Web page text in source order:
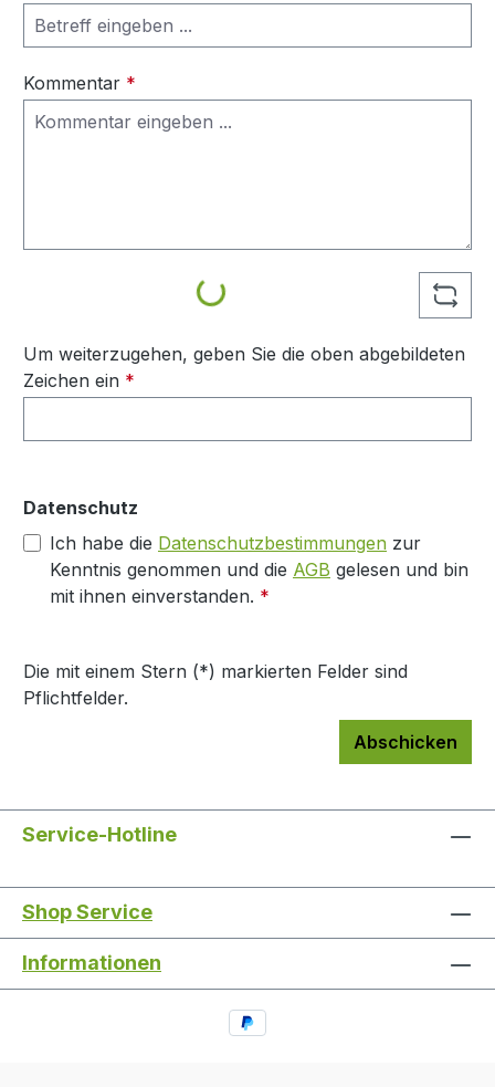
Kommentar *
Loading...
Um weiterzugehen, geben Sie die oben abgebildeten
Zeichen ein *
Datenschutz
Ich habe die Datenschutzbestimmungen zur
Kenntnis genommen und die AGB gelesen und bin
mit ihnen einverstanden. *
Die mit einem Stern (*) markierten Felder sind
Pflichtfelder.
Abschicken
Service-Hotline
Shop Service
Informationen